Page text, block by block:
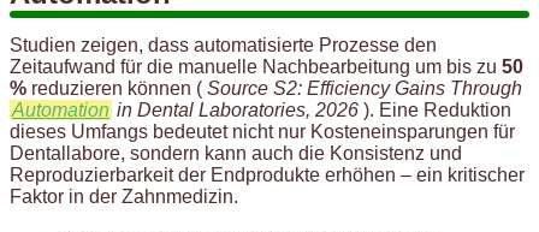
Studien zeigen, dass automatisierte Prozesse den
Zeitaufwand für die manuelle Nachbearbeitung um bis zu 50
% reduzieren können ( Source S2: Efficiency Gains Through
Automation in Dental Laboratories, 2026 ). Eine Reduktion
dieses Umfangs bedeutet nicht nur Kosteneinsparungen für
Dentallabore, sondern kann auch die Konsistenz und
Reproduzierbarkeit der Endprodukte erhöhen – ein kritischer
Faktor in der Zahnmedizin.